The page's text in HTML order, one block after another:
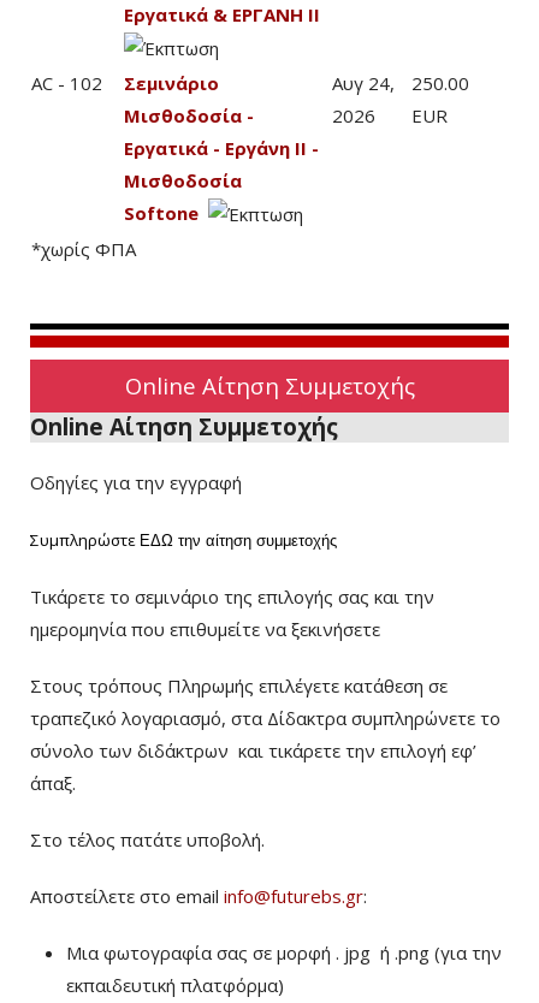
Εργατικά & ΕΡΓΑΝΗ ΙΙ
AC - 102
Σεμινάριο
Μισθοδοσία -
Εργατικά - Εργάνη ΙΙ -
Μισθοδοσία
Softone
Αυγ 24,
2026
250.00
EUR
*χωρίς ΦΠΑ
Online Αίτηση Συμμετοχής
Online Αίτηση Συμμετοχής
Οδηγίες για την εγγραφή
Συμπληρώστε ΕΔΩ την αίτηση συμμετοχής
Τικάρετε το σεμινάριο της επιλογής σας και την
ημερομηνία που επιθυμείτε να ξεκινήσετε
Στους τρόπους Πληρωμής επιλέγετε κατάθεση σε
τραπεζικό λογαριασμό, στα Δίδακτρα συμπληρώνετε το
σύνολο των διδάκτρων και τικάρετε την επιλογή εφ’
άπαξ.
Στο τέλος πατάτε υποβολή.
Αποστείλετε στο email info@futurebs.gr:
Μια φωτογραφία σας σε μορφή . jpg ή .png (για την
εκπαιδευτική πλατφόρμα)